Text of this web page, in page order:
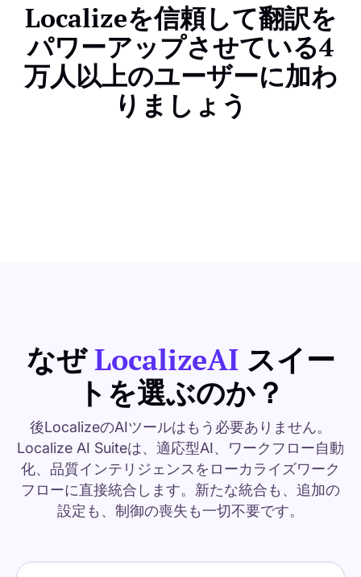
Localizeを信頼して翻訳を
パワーアップさせている4
万人以上のユーザーに加わ
りましょう
なぜLocalizeAIスイー
トを選ぶのか？
後LocalizeのAIツールはもう必要ありません。
Localize AI Suiteは、適応型AI、ワークフロー自動
化、品質インテリジェンスをローカライズワーク
フローに直接統合します。新たな統合も、追加の
設定も、制御の喪失も一切不要です。